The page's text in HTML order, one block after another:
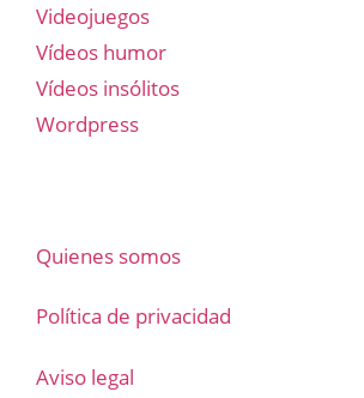
Videojuegos
Vídeos humor
Vídeos insólitos
Wordpress
Quienes somos
Política de privacidad
Aviso legal